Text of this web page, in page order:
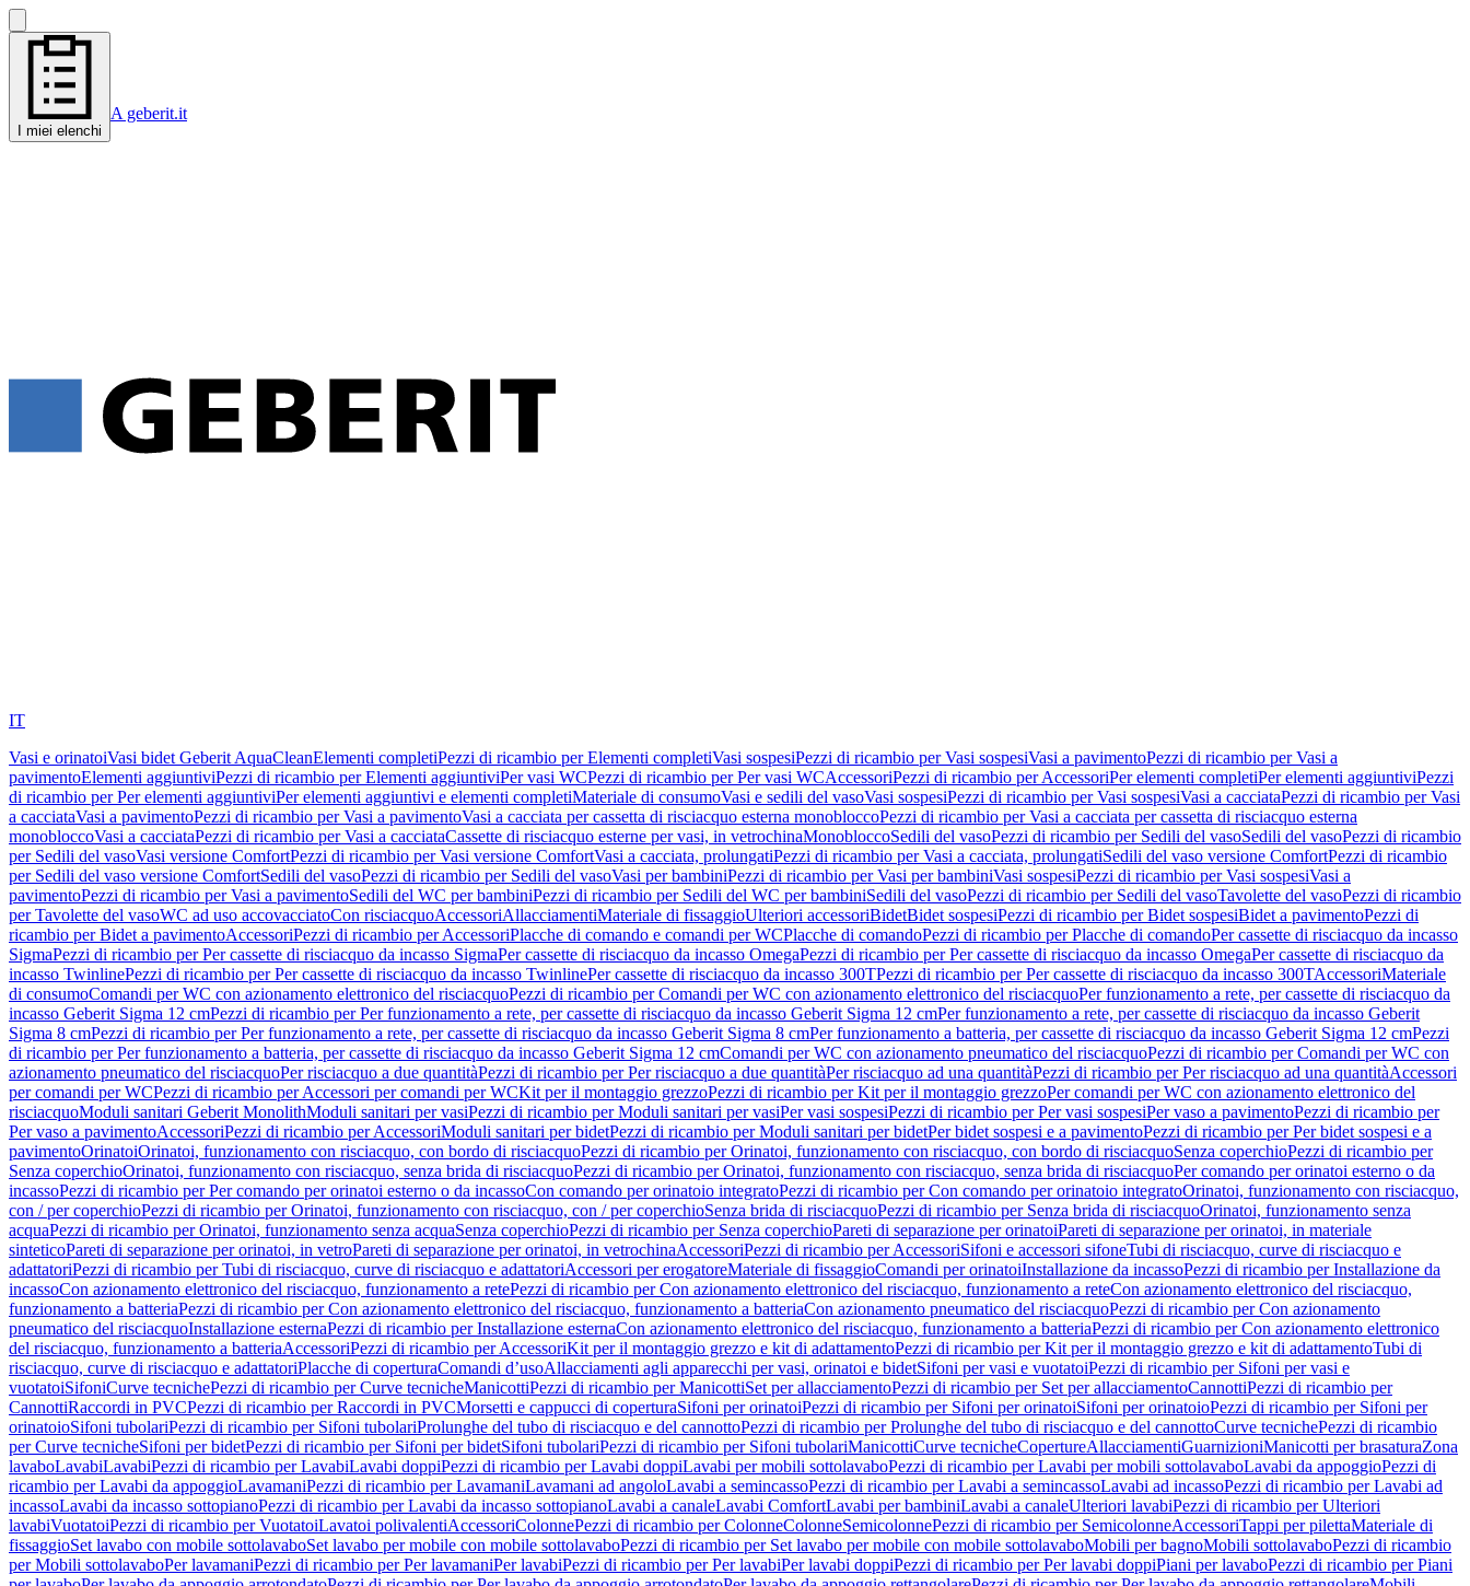
I miei elenchi
A geberit.it
IT
Vasi e orinatoiVasi bidet Geberit AquaCleanElementi completiPezzi di ricambio per Elementi completiVasi sospesiPezzi di ricambio per Vasi sospesiVasi a pavimentoPezzi di ricambio per Vasi a
pavimentoElementi aggiuntiviPezzi di ricambio per Elementi aggiuntiviPer vasi WCPezzi di ricambio per Per vasi WCAccessoriPezzi di ricambio per AccessoriPer elementi completiPer elementi aggiuntiviPezzi
di ricambio per Per elementi aggiuntiviPer elementi aggiuntivi e elementi completiMateriale di consumoVasi e sedili del vasoVasi sospesiPezzi di ricambio per Vasi sospesiVasi a cacciataPezzi di ricambio per Vasi
a cacciataVasi a pavimentoPezzi di ricambio per Vasi a pavimentoVasi a cacciata per cassetta di risciacquo esterna monobloccoPezzi di ricambio per Vasi a cacciata per cassetta di risciacquo esterna
monobloccoVasi a cacciataPezzi di ricambio per Vasi a cacciataCassette di risciacquo esterne per vasi, in vetrochinaMonobloccoSedili del vasoPezzi di ricambio per Sedili del vasoSedili del vasoPezzi di ricambio
per Sedili del vasoVasi versione ComfortPezzi di ricambio per Vasi versione ComfortVasi a cacciata, prolungatiPezzi di ricambio per Vasi a cacciata, prolungatiSedili del vaso versione ComfortPezzi di ricambio
per Sedili del vaso versione ComfortSedili del vasoPezzi di ricambio per Sedili del vasoVasi per bambiniPezzi di ricambio per Vasi per bambiniVasi sospesiPezzi di ricambio per Vasi sospesiVasi a
pavimentoPezzi di ricambio per Vasi a pavimentoSedili del WC per bambiniPezzi di ricambio per Sedili del WC per bambiniSedili del vasoPezzi di ricambio per Sedili del vasoTavolette del vasoPezzi di ricambio
per Tavolette del vasoWC ad uso accovacciatoCon risciacquoAccessoriAllacciamentiMateriale di fissaggioUlteriori accessoriBidetBidet sospesiPezzi di ricambio per Bidet sospesiBidet a pavimentoPezzi di
ricambio per Bidet a pavimentoAccessoriPezzi di ricambio per AccessoriPlacche di comando e comandi per WCPlacche di comandoPezzi di ricambio per Placche di comandoPer cassette di risciacquo da incasso
SigmaPezzi di ricambio per Per cassette di risciacquo da incasso SigmaPer cassette di risciacquo da incasso OmegaPezzi di ricambio per Per cassette di risciacquo da incasso OmegaPer cassette di risciacquo da
incasso TwinlinePezzi di ricambio per Per cassette di risciacquo da incasso TwinlinePer cassette di risciacquo da incasso 300TPezzi di ricambio per Per cassette di risciacquo da incasso 300TAccessoriMateriale
di consumoComandi per WC con azionamento elettronico del risciacquoPezzi di ricambio per Comandi per WC con azionamento elettronico del risciacquoPer funzionamento a rete, per cassette di risciacquo da
incasso Geberit Sigma 12 cmPezzi di ricambio per Per funzionamento a rete, per cassette di risciacquo da incasso Geberit Sigma 12 cmPer funzionamento a rete, per cassette di risciacquo da incasso Geberit
Sigma 8 cmPezzi di ricambio per Per funzionamento a rete, per cassette di risciacquo da incasso Geberit Sigma 8 cmPer funzionamento a batteria, per cassette di risciacquo da incasso Geberit Sigma 12 cmPezzi
di ricambio per Per funzionamento a batteria, per cassette di risciacquo da incasso Geberit Sigma 12 cmComandi per WC con azionamento pneumatico del risciacquoPezzi di ricambio per Comandi per WC con
azionamento pneumatico del risciacquoPer risciacquo a due quantitàPezzi di ricambio per Per risciacquo a due quantitàPer risciacquo ad una quantitàPezzi di ricambio per Per risciacquo ad una quantitàAccessori
per comandi per WCPezzi di ricambio per Accessori per comandi per WCKit per il montaggio grezzoPezzi di ricambio per Kit per il montaggio grezzoPer comandi per WC con azionamento elettronico del
risciacquoModuli sanitari Geberit MonolithModuli sanitari per vasiPezzi di ricambio per Moduli sanitari per vasiPer vasi sospesiPezzi di ricambio per Per vasi sospesiPer vaso a pavimentoPezzi di ricambio per
Per vaso a pavimentoAccessoriPezzi di ricambio per AccessoriModuli sanitari per bidetPezzi di ricambio per Moduli sanitari per bidetPer bidet sospesi e a pavimentoPezzi di ricambio per Per bidet sospesi e a
pavimentoOrinatoiOrinatoi, funzionamento con risciacquo, con bordo di risciacquoPezzi di ricambio per Orinatoi, funzionamento con risciacquo, con bordo di risciacquoSenza coperchioPezzi di ricambio per
Senza coperchioOrinatoi, funzionamento con risciacquo, senza brida di risciacquoPezzi di ricambio per Orinatoi, funzionamento con risciacquo, senza brida di risciacquoPer comando per orinatoi esterno o da
incassoPezzi di ricambio per Per comando per orinatoi esterno o da incassoCon comando per orinatoio integratoPezzi di ricambio per Con comando per orinatoio integratoOrinatoi, funzionamento con risciacquo,
con / per coperchioPezzi di ricambio per Orinatoi, funzionamento con risciacquo, con / per coperchioSenza brida di risciacquoPezzi di ricambio per Senza brida di risciacquoOrinatoi, funzionamento senza
acquaPezzi di ricambio per Orinatoi, funzionamento senza acquaSenza coperchioPezzi di ricambio per Senza coperchioPareti di separazione per orinatoiPareti di separazione per orinatoi, in materiale
sinteticoPareti di separazione per orinatoi, in vetroPareti di separazione per orinatoi, in vetrochinaAccessoriPezzi di ricambio per AccessoriSifoni e accessori sifoneTubi di risciacquo, curve di risciacquo e
adattatoriPezzi di ricambio per Tubi di risciacquo, curve di risciacquo e adattatoriAccessori per erogatoreMateriale di fissaggioComandi per orinatoiInstallazione da incassoPezzi di ricambio per Installazione da
incassoCon azionamento elettronico del risciacquo, funzionamento a retePezzi di ricambio per Con azionamento elettronico del risciacquo, funzionamento a reteCon azionamento elettronico del risciacquo,
funzionamento a batteriaPezzi di ricambio per Con azionamento elettronico del risciacquo, funzionamento a batteriaCon azionamento pneumatico del risciacquoPezzi di ricambio per Con azionamento
pneumatico del risciacquoInstallazione esternaPezzi di ricambio per Installazione esternaCon azionamento elettronico del risciacquo, funzionamento a batteriaPezzi di ricambio per Con azionamento elettronico
del risciacquo, funzionamento a batteriaAccessoriPezzi di ricambio per AccessoriKit per il montaggio grezzo e kit di adattamentoPezzi di ricambio per Kit per il montaggio grezzo e kit di adattamentoTubi di
risciacquo, curve di risciacquo e adattatoriPlacche di coperturaComandi d’usoAllacciamenti agli apparecchi per vasi, orinatoi e bidetSifoni per vasi e vuotatoiPezzi di ricambio per Sifoni per vasi e
vuotatoiSifoniCurve tecnichePezzi di ricambio per Curve tecnicheManicottiPezzi di ricambio per ManicottiSet per allacciamentoPezzi di ricambio per Set per allacciamentoCannottiPezzi di ricambio per
CannottiRaccordi in PVCPezzi di ricambio per Raccordi in PVCMorsetti e cappucci di coperturaSifoni per orinatoiPezzi di ricambio per Sifoni per orinatoiSifoni per orinatoioPezzi di ricambio per Sifoni per
orinatoioSifoni tubolariPezzi di ricambio per Sifoni tubolariProlunghe del tubo di risciacquo e del cannottoPezzi di ricambio per Prolunghe del tubo di risciacquo e del cannottoCurve tecnichePezzi di ricambio
per Curve tecnicheSifoni per bidetPezzi di ricambio per Sifoni per bidetSifoni tubolariPezzi di ricambio per Sifoni tubolariManicottiCurve tecnicheCopertureAllacciamentiGuarnizioniManicotti per brasaturaZona
lavaboLavabiLavabiPezzi di ricambio per LavabiLavabi doppiPezzi di ricambio per Lavabi doppiLavabi per mobili sottolavaboPezzi di ricambio per Lavabi per mobili sottolavaboLavabi da appoggioPezzi di
ricambio per Lavabi da appoggioLavamaniPezzi di ricambio per LavamaniLavamani ad angoloLavabi a semincassoPezzi di ricambio per Lavabi a semincassoLavabi ad incassoPezzi di ricambio per Lavabi ad
incassoLavabi da incasso sottopianoPezzi di ricambio per Lavabi da incasso sottopianoLavabi a canaleLavabi ComfortLavabi per bambiniLavabi a canaleUlteriori lavabiPezzi di ricambio per Ulteriori
lavabiVuotatoiPezzi di ricambio per VuotatoiLavatoi polivalentiAccessoriColonnePezzi di ricambio per ColonneColonneSemicolonnePezzi di ricambio per SemicolonneAccessoriTappi per pilettaMateriale di
fissaggioSet lavabo con mobile sottolavaboSet lavabo per mobile con mobile sottolavaboPezzi di ricambio per Set lavabo per mobile con mobile sottolavaboMobili per bagnoMobili sottolavaboPezzi di ricambio
per Mobili sottolavaboPer lavamaniPezzi di ricambio per Per lavamaniPer lavabiPezzi di ricambio per Per lavabiPer lavabi doppiPezzi di ricambio per Per lavabi doppiPiani per lavaboPezzi di ricambio per Piani